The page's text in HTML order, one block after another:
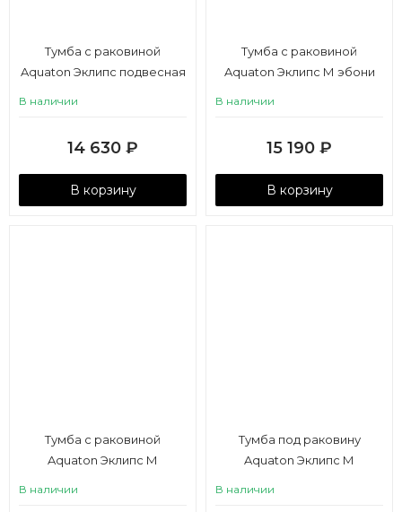
Тумба с раковиной
Aquaton Эклипс подвесная
В наличии
14 630 ₽
В корзину
Тумба с раковиной
Aquaton Эклипс М эбони
В наличии
15 190 ₽
В корзину
Тумба с раковиной
Aquaton Эклипс М
В наличии
Тумба под раковину
Aquaton Эклипс М
В наличии